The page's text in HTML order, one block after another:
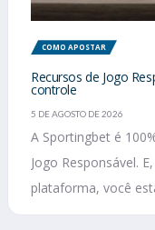
COMO APOSTAR
Recursos de Jogo
controle
5 DE AGOSTO DE 2026
A Sportingbet é
Jogo Responsável.
plataforma, você